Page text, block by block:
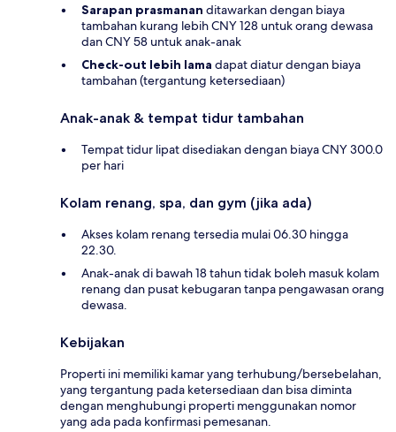
Sarapan prasmanan ditawarkan dengan biaya
tambahan kurang lebih CNY 128 untuk orang dewasa
dan CNY 58 untuk anak-anak
Check-out lebih lama dapat diatur dengan biaya
tambahan (tergantung ketersediaan)
Anak-anak & tempat tidur tambahan
Tempat tidur lipat disediakan dengan biaya CNY 300.0
per hari
Kolam renang, spa, dan gym (jika ada)
Akses kolam renang tersedia mulai 06.30 hingga
22.30.
Anak-anak di bawah 18 tahun tidak boleh masuk kolam
renang dan pusat kebugaran tanpa pengawasan orang
dewasa.
Kebijakan
Properti ini memiliki kamar yang terhubung/bersebelahan,
yang tergantung pada ketersediaan dan bisa diminta
dengan menghubungi properti menggunakan nomor
yang ada pada konfirmasi pemesanan.